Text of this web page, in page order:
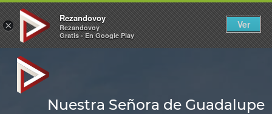
×
Rezandovoy
Rezandovoy
Gratis - En Google Play
Ver
Nuestra Señora de Guadalupe